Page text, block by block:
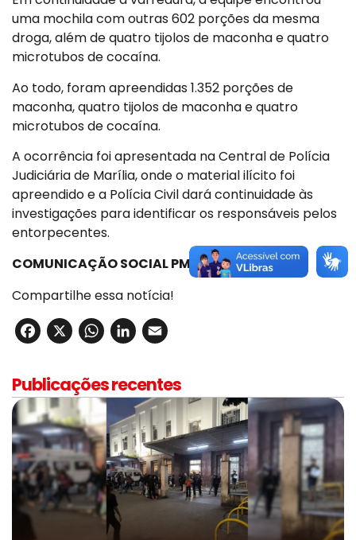
uma mochila com outras 602 porções da mesma
droga, além de quatro tijolos de maconha e quatro
microtubos de cocaína.
Ao todo, foram apreendidas 1.352 porções de
maconha, quatro tijolos de maconha e quatro
microtubos de cocaína.
A ocorrência foi apresentada na Central de Polícia
Judiciária de Marília, onde o material ilícito foi
apreendido e a Polícia Civil dará continuidade às
investigações para identificar os responsáveis pelos
entorpecentes.
COMUNICAÇÃO SOCIAL PMESP
Compartilhe essa notícia!
Facebook
X WhatsApp
LinkedIn
Publicações recentes